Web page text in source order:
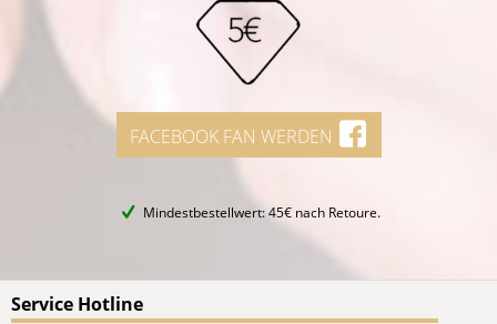
FACEBOOK FAN WERDEN
Mindestbestellwert: 45€ nach Retoure.
Service Hotline